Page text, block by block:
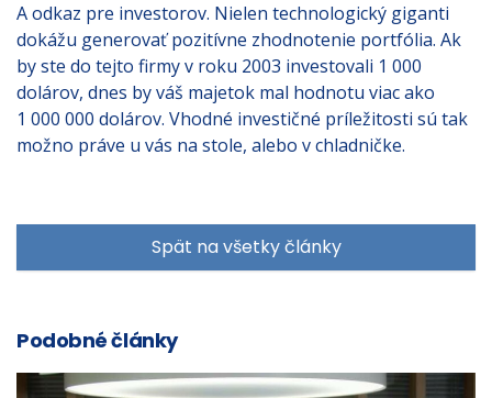
A odkaz pre investorov. Nielen technologický giganti
dokážu generovať pozitívne zhodnotenie portfólia. Ak
by ste do tejto firmy v roku 2003 investovali 1 000
dolárov, dnes by váš majetok mal hodnotu viac ako
1 000 000 dolárov. Vhodné investičné príležitosti sú tak
možno práve u vás na stole, alebo v chladničke.
Spät na všetky články
Podobné články